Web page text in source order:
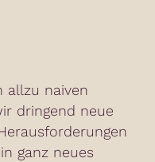
allzu naiven
dringend neue
ganz neues